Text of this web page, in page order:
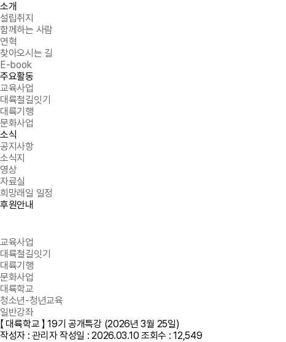
소개
설립취지
함께하는 사람
연혁
찾아오시는 길
E-book
주요활동
교육사업
대륙철길잇기
대륙기행
문화사업
소식
공지사항
소식지
영상
자료실
희망래일 일정
후원안내
교육사업
대륙철길잇기
대륙기행
문화사업
대륙학교
청소년-청년교육
일반강좌
【 대륙학교 】 19기 공개특강 (2026년 3월 25일)
작성자 : 관리자작성일 : 2026.03.10 조회수 : 12,549